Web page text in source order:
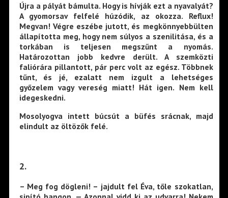
Újra a pályát bámulta. Hogy is hívják ezt a nyavalyát?
A gyomorsav felfelé húzódik, az okozza. Reflux!
Megvan! Végre eszébe jutott, és megkönnyebbülten
állapította meg, hogy nem súlyos a szenilitása, és a
torkában is teljesen megszűnt a nyomás.
Határozottan jobb kedvre derült. A szemközti
faliórára pillantott, pár perc volt az egész. Többnek
tűnt, és jé, ezalatt nem izgult a lehetséges
győzelem vagy vereség miatt! Hát igen. Nem kell
idegeskedni.
Mosolyogva intett búcsút a büfés srácnak, majd
elindult az öltözők felé.
2.
– Meg fog dögleni! – jajdult fel Éva, tőle szokatlan,